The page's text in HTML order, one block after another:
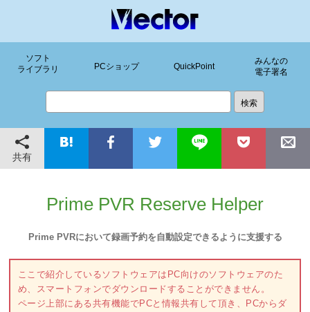
ソフト
ライブラリ
PCショップ QuickPoint
みんなの
電子署名
共有
Prime PVR Reserve Helper
Prime PVRにおいて録画予約を自動設定できるように支援する
ここで紹介しているソフトウェアはPC向けのソフトウェアのた
め、スマートフォンでダウンロードすることができません。
ページ上部にある共有機能でPCと情報共有して頂き、PCからダ